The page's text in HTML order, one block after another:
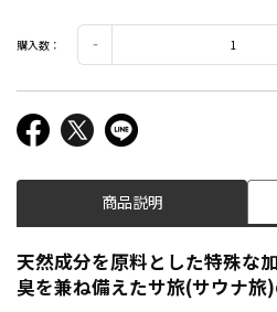
購入数：
商品説明
天然成分を原料とした特殊な
臭を兼ね備えたサ旅(サウナ旅)